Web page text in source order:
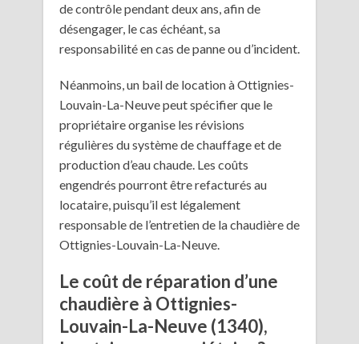
de contrôle pendant deux ans, afin de
désengager, le cas échéant, sa
responsabilité en cas de panne ou d’incident.
Néanmoins, un bail de location à Ottignies-
Louvain-La-Neuve peut spécifier que le
propriétaire organise les révisions
régulières du système de chauffage et de
production d’eau chaude. Les coûts
engendrés pourront être refacturés au
locataire, puisqu’il est légalement
responsable de l’entretien de la chaudière de
Ottignies-Louvain-La-Neuve.
Le coût de réparation d’une
chaudière à Ottignies-
Louvain-La-Neuve (1340),